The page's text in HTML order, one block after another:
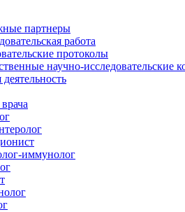
партнеры
работа
протоколы
научно-исследовательские
иммунолог